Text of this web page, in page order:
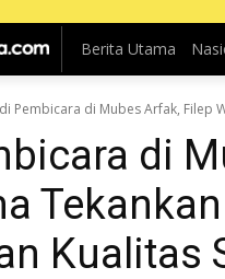
Berita Utama
Pembicara di Mubes Arfak, Filep
di
Kualitas